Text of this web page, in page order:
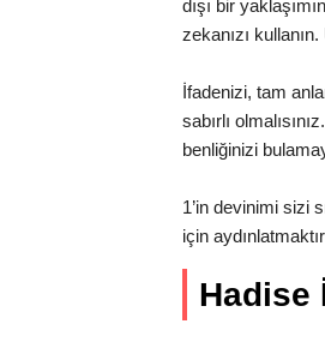
dışı bir
zekanızı
İfadenizi, tam
sabırlı
benliğinizi
1’in devinimi sizi
için aydınlatmaktır
Hadise